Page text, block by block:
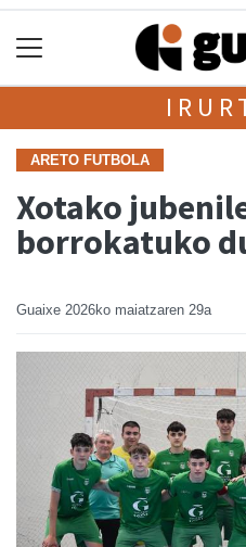
ARETO FUTBOLA
Xotako
borrokatuko
Guaixe 2026ko maiatzaren 29a